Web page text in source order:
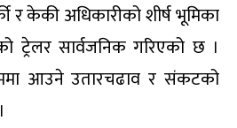
र केकी अधिकारीको शीर्ष भूमिका
ट्रेलर सार्वजनिक गरिएको छ ।
आउने उतारचढाव र संकटको